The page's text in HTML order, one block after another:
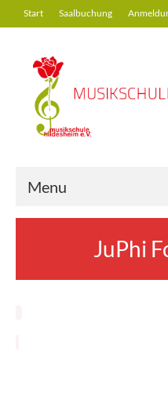
Start Saalbuchung
Menu
JuPhi